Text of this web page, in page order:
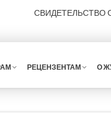
СВИДЕТЕЛЬСТВО
РЕЦЕНЗЕНТАМ О